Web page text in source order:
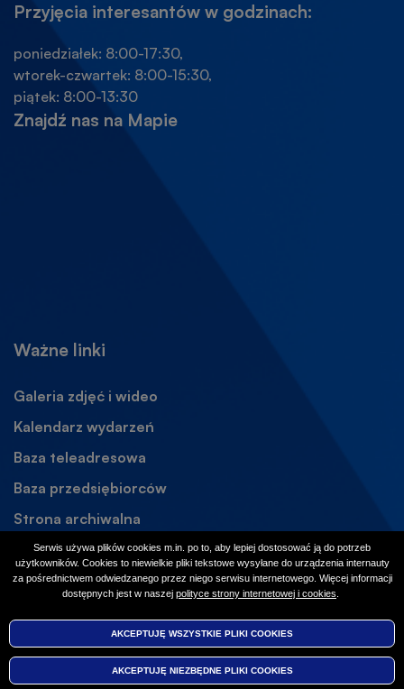
Serwis używa plików cookies m.in. po to, aby lepiej dostosować ją do potrzeb
użytkowników. Cookies to niewielkie pliki tekstowe wysyłane do urządzenia internauty
za pośrednictwem odwiedzanego przez niego serwisu internetowego. Więcej informacji
dostępnych jest w naszej polityce strony internetowej i cookies
w
karcie
AKCEPTUJĘ WSZYSTKIE PLIKI COOKIES
AKCEPTUJĘ NIEZBĘDNE PLIKI COOKIES
WYCOFAJ ZGODĘ NA PLIKICOOKIES
Przyjęcia interesantów w godzinach:
poniedziałek: 8:00-17:30,
wtorek-czwartek: 8:00-15:30,
piątek: 8:00-13:30
Znajdź nas na Mapie
Ważne linki
Galeria zdjęć i wideo
Kalendarz wydarzeń
Baza teleadresowa
Baza przedsiębiorców
Strona archiwalna
się
w
nowej
Dostępność
Social media
FacebookOtworzy
się
InstagramOtworzy